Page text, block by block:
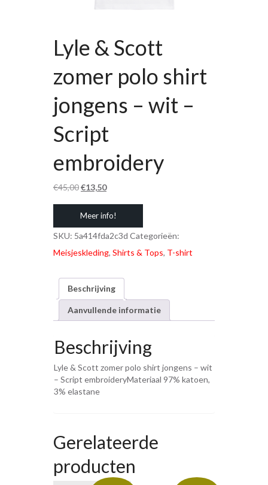
Lyle & Scott
zomer polo shirt
jongens – wit –
Script
embroidery
€45,00Oorspronkelijke
prijs
was:
€45,00.
€13,50Huidige
prijs
is:
€13,50.
Meer info!
SKU: 5a414fda2c3d Categorieën:
Meisjeskleding, Shirts & Tops, T-shirt
Beschrijving
Aanvullende informatie
Beschrijving
Lyle & Scott zomer polo shirt jongens – wit
– Script embroideryMateriaal 97% katoen,
3% elastane
Gerelateerde
producten